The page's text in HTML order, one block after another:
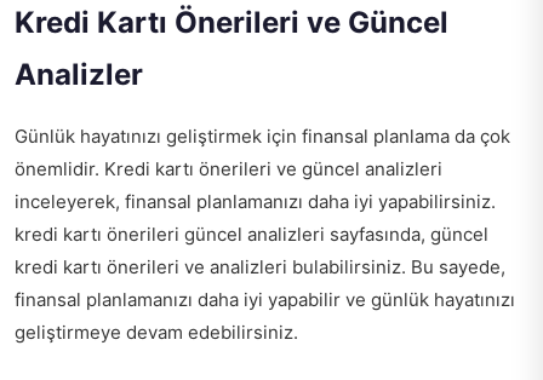
Kredi Kartı Önerileri ve Güncel
Analizler
Günlük hayatınızı geliştirmek için finansal planlama da çok
önemlidir. Kredi kartı önerileri ve güncel analizleri
inceleyerek, finansal planlamanızı daha iyi yapabilirsiniz.
kredi kartı önerileri güncel analizleri sayfasında, güncel
kredi kartı önerileri ve analizleri bulabilirsiniz. Bu sayede,
finansal planlamanızı daha iyi yapabilir ve günlük hayatınızı
geliştirmeye devam edebilirsiniz.